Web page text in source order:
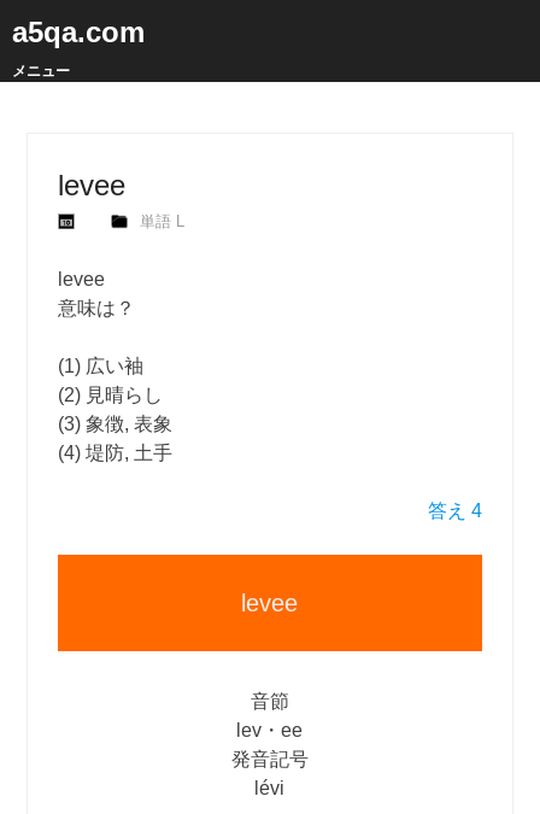
a5qa.com
メニュー
levee
単語 L
levee
意味は？
(1) 広い袖
(2) 見晴らし
(3) 象徴, 表象
(4) 堤防, 土手
答え 4
levee
音節
lev・ee
発音記号
lévi